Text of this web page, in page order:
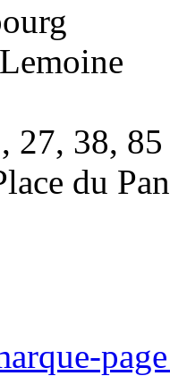
27, 38, 85
du